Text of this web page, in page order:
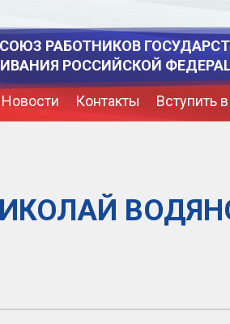
РАБОТНИКОВ
РОССИЙСКОЙ
Новости Контакты Вступить